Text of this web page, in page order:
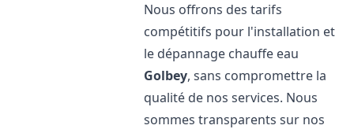
Nous offrons des tarifs
compétitifs pour l'installation et
le dépannage chauffe eau
Golbey, sans compromettre la
qualité de nos services. Nous
sommes transparents sur nos